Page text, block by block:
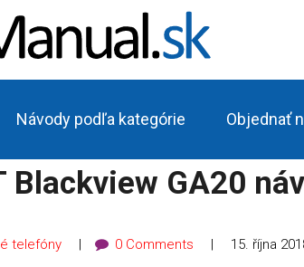
Návody podľa kategórie Objednať
Blackview GA20
telefóny 0 Comments 15. října